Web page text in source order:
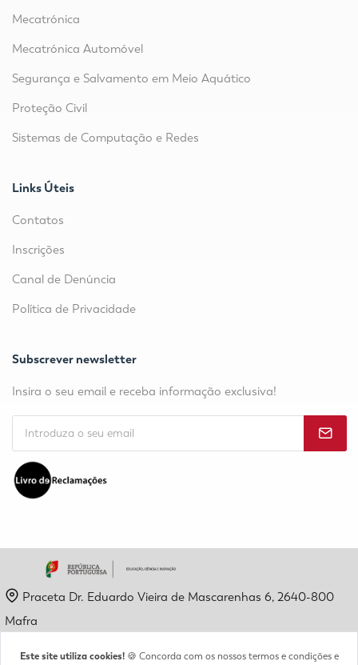
Mecatrónica
Mecatrónica Automóvel
Segurança e Salvamento em Meio Aquático
Proteção Civil
Sistemas de Computação e Redes
Links Úteis
Contatos
Inscrições
Canal de Denúncia
Política de Privacidade
Subscrever newsletter
Insira o seu email e receba informação exclusiva!
Praceta Dr. Eduardo Vieira de Mascarenhas 6, 2640-800
Mafra
Este site utiliza cookies!🍪 Concorda com os nossos termos e condições e